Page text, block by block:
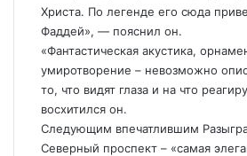
Христа. По легенде его сюда
Фаддей», — пояснил он.
«Фантастическая акустика,
умиротворение – невозможно
то, что видят глаза и на что
восхитился он.
Следующим впечатлившим
Северный проспект – «самая